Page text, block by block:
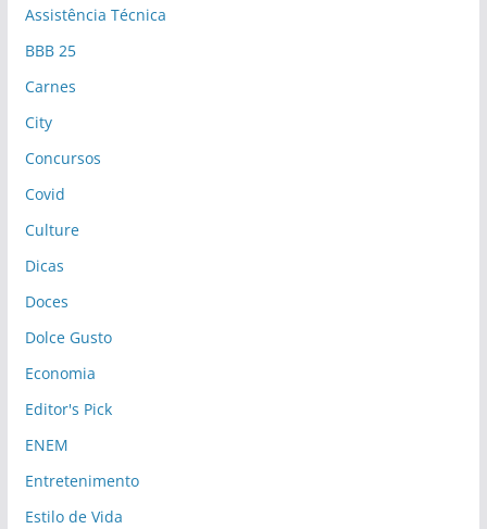
Assistência Técnica
BBB 25
Carnes
City
Concursos
Covid
Culture
Dicas
Doces
Dolce Gusto
Economia
Editor's Pick
ENEM
Entretenimento
Estilo de Vida